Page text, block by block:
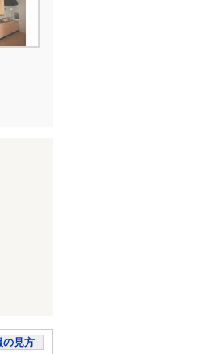
の見方